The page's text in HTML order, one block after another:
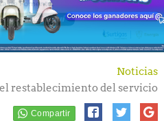
Noticias
restablecimiento del servicio